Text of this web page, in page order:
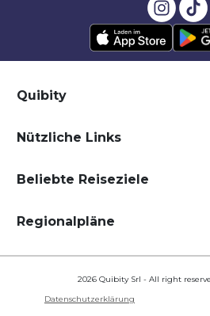
Quibity
Nützliche Links
Beliebte Reiseziele
Regionalpläne
2026 Quibity Srl - All right
Datenschutzerklärung